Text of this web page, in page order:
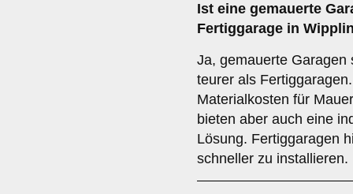
Ist eine gemauerte
Fertiggarage in
Ja, gemauerte Garagen
teurer als
Materialkosten für
bieten aber auch eine
Lösung. Fertiggaragen
schneller zu installieren.